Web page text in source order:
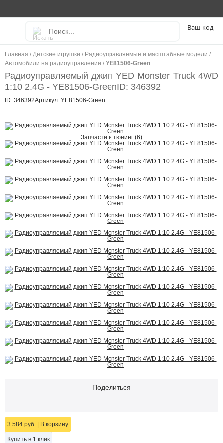
----
Главная / Детские игрушки / Радиоуправляемые и масштабные модели /
Автомобили на радиоуправлении / YE81506-Green
Радиоуправляемый джип YED Monster Truck 4WD
1:10 2.4G - YE81506-GreenID: 346392
ID: 346392Артикул: YE81506-Green
Запчасти и тюнинг (6)
Поделиться
3 584 руб. В корзину
Купить в 1 клик